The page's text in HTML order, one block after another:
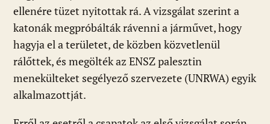
ellenére tüzet nyitottak rá. A vizsgálat szerint a
katonák megpróbálták rávenni a járművet, hogy
hagyja el a területet, de közben közvetlenül
rálőttek, és megölték az ENSZ palesztin
menekülteket segélyező szervezete (UNRWA) egyik
alkalmazottját.